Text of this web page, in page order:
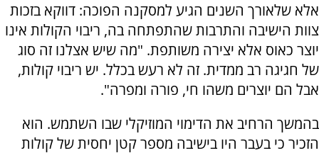
אלא שלאורך השנים הגיע למסקנה הפוכה: דווקא בזכות
צוות הישיבה והתרבות שהתפתחה בה, ריבוי הקולות אינו
יוצר כאוס אלא יצירה משותפת. "מה שיש אצלנו זה סוג
של חגיגה רב ממדית. זה לא רעש בכלל. יש ריבוי קולות,
אבל הם יוצרים משהו חי, פורה ומפרה".
בהמשך הרחיב את הדימוי המוזיקלי שבו השתמש. הוא
הזכיר כי בעבר היו בישיבה מספר קטן יחסית של קולות